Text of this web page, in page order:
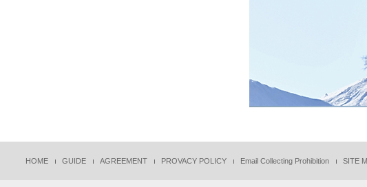
HOME GUIDE AGREEMENT PROVACY POLICY Email Collecting Prohibition SITE